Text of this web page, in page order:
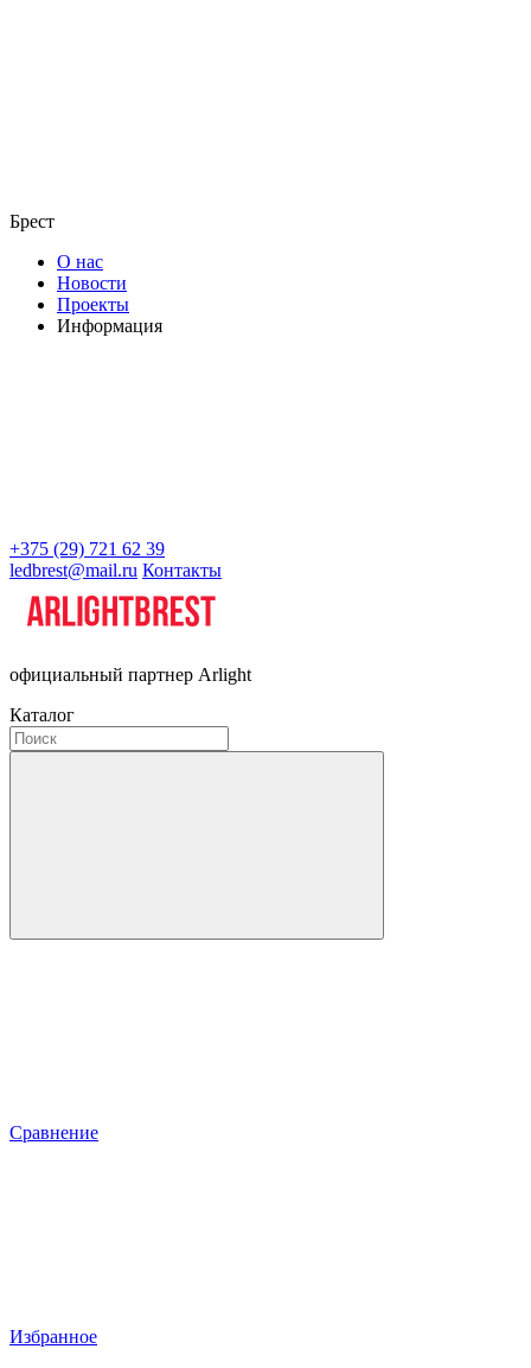
Брест
О нас
Новости
Проекты
Информация
+375 (29) 721 62 39
ledbrest@mail.ru Контакты
официальный партнер Arlight
Каталог
Сравнение
Избранное